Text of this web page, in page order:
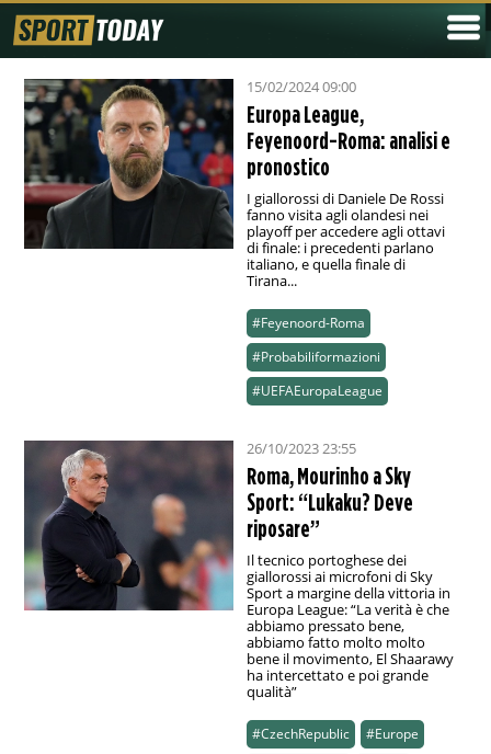
15/02/2024 09:00
Europa League,
Feyenoord-Roma: analisi e
pronostico
I giallorossi di Daniele De Rossi
fanno visita agli olandesi nei
playoff per accedere agli ottavi
di finale: i precedenti parlano
italiano, e quella finale di
Tirana...
#Feyenoord-Roma
#Probabiliformazioni
#UEFAEuropaLeague
26/10/2023 23:55
Roma, Mourinho a Sky
Sport: “Lukaku? Deve
riposare”
Il tecnico portoghese dei
giallorossi ai microfoni di Sky
Sport a margine della vittoria in
Europa League: “La verità è che
abbiamo pressato bene,
abbiamo fatto molto molto
bene il movimento, El Shaarawy
ha intercettato e poi grande
qualità”
#CzechRepublic
#Europe